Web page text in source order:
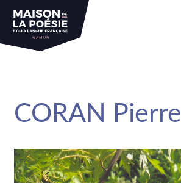
CORAN Pierre